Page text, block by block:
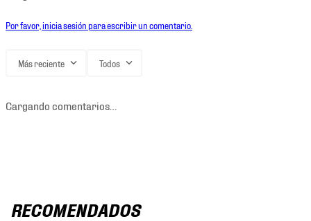
Por favor, inicia sesión para escribir un comentario.
Más reciente Todos
Cargando comentarios…
RECOMENDADOS